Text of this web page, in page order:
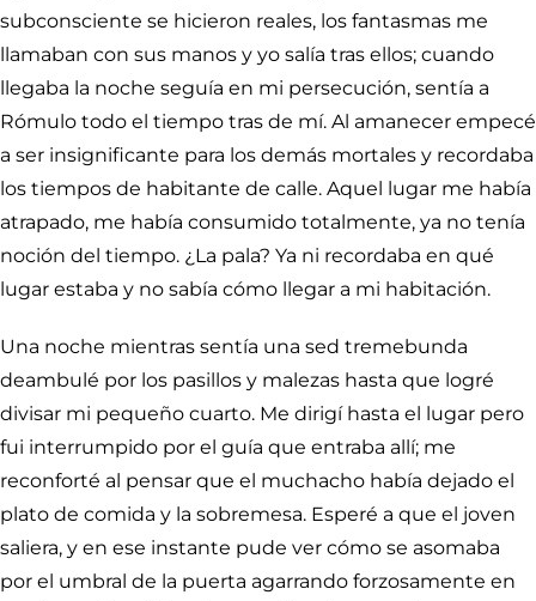
subconsciente se hicieron reales, los fantasmas me
llamaban con sus manos y yo salía tras ellos; cuando
llegaba la noche seguía en mi persecución, sentía a
Rómulo todo el tiempo tras de mí. Al amanecer empecé
a ser insignificante para los demás mortales y recordaba
los tiempos de habitante de calle. Aquel lugar me había
atrapado, me había consumido totalmente, ya no tenía
noción del tiempo. ¿La pala? Ya ni recordaba en qué
lugar estaba y no sabía cómo llegar a mi habitación.
Una noche mientras sentía una sed tremebunda
deambulé por los pasillos y malezas hasta que logré
divisar mi pequeño cuarto. Me dirigí hasta el lugar pero
fui interrumpido por el guía que entraba allí; me
reconforté al pensar que el muchacho había dejado el
plato de comida y la sobremesa. Esperé a que el joven
saliera, y en ese instante pude ver cómo se asomaba
por el umbral de la puerta agarrando forzosamente en